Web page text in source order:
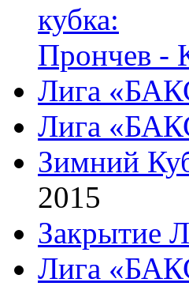
кубка:
Прончев -
Лига
Лига
Зимний
2015
Закрытие
Лига